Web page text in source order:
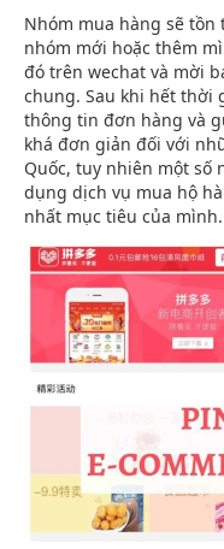
Nhóm mua hàng sẽ
nhóm mới hoặc thêm
đó trên wechat và mời
chung. Sau khi hết thời
thông tin đơn hàng và
khá đơn giản đối với
Quốc, tuy nhiên một số
dụng dịch vụ mua hộ
nhất mục tiêu của mình.